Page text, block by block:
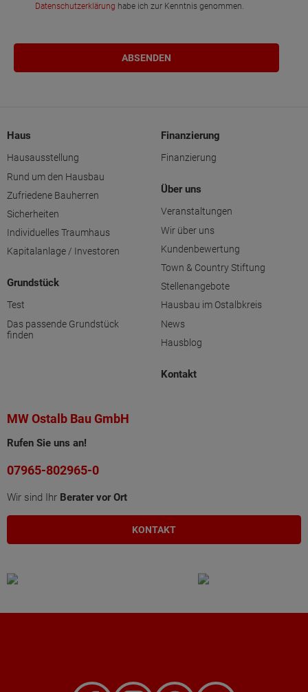
Datenschutzerklärung habe ich zur Kenntnis genommen.
Haus
Hausausstellung
Rund um den Hausbau
Zufriedene Bauherren
Sicherheiten
Individuelles Traumhaus
Kapitalanlage / Investoren
Grundstück
Test
Das passende Grundstück
finden
Finanzierung
Finanzierung
Über uns
Veranstaltungen
Wir über uns
Kundenbewertung
Town & Country Stiftung
Stellenangebote
Hausbau im Ostalbkreis
News
Hausblog
Kontakt
MW Ostalb Bau GmbH
Rufen Sie uns an!
07965-802965-0
Wir sind Ihr Berater vor Ort
KONTAKT